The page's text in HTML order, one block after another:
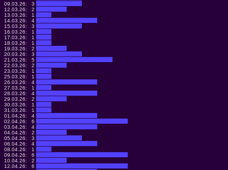
09.03.26:
3
12.03.26:
2
13.03.26:
1
14.03.26:
4
15.03.26:
3
16.03.26:
1
17.03.26:
1
18.03.26:
1
19.03.26:
2
20.03.26:
3
21.03.26:
5
22.03.26:
2
23.03.26:
1
25.03.26:
1
26.03.26:
4
27.03.26:
1
28.03.26:
4
29.03.26:
2
30.03.26:
1
31.03.26:
1
01.04.26:
4
02.04.26:
6
03.04.26:
4
04.04.26:
2
05.04.26:
3
06.04.26:
4
08.04.26:
1
09.04.26:
6
10.04.26:
2
12.04.26:
6